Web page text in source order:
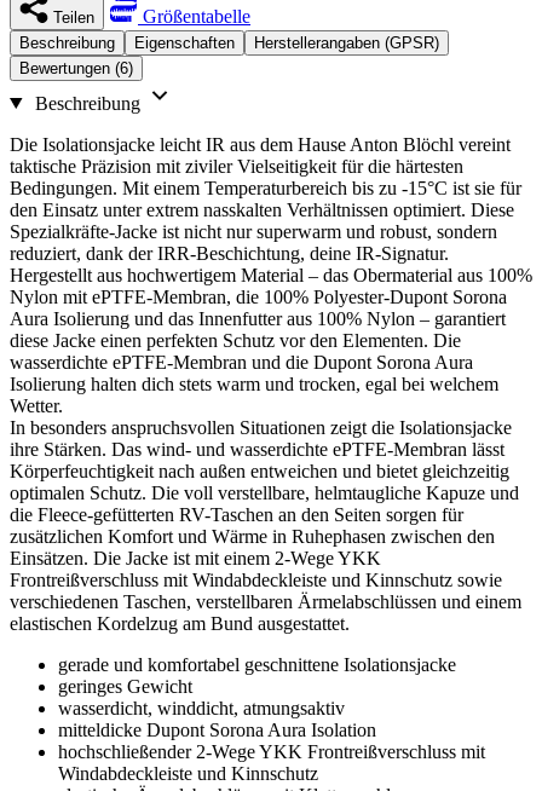
Teilen Größentabelle
Beschreibung Eigenschaften
Herstellerangaben (GPSR)
Bewertungen (6)
Beschreibung
Die Isolationsjacke leicht IR aus dem Hause Anton Blöchl vereint
taktische Präzision mit ziviler Vielseitigkeit für die härtesten
Bedingungen. Mit einem Temperaturbereich bis zu -15°C ist sie für
den Einsatz unter extrem nasskalten Verhältnissen optimiert. Diese
Spezialkräfte-Jacke ist nicht nur superwarm und robust, sondern
reduziert, dank der IRR-Beschichtung, deine IR-Signatur.
Hergestellt aus hochwertigem Material – das Obermaterial aus 100%
Nylon mit ePTFE-Membran, die 100% Polyester-Dupont Sorona
Aura Isolierung und das Innenfutter aus 100% Nylon – garantiert
diese Jacke einen perfekten Schutz vor den Elementen. Die
wasserdichte ePTFE-Membran und die Dupont Sorona Aura
Isolierung halten dich stets warm und trocken, egal bei welchem
Wetter.
In besonders anspruchsvollen Situationen zeigt die Isolationsjacke
ihre Stärken. Das wind- und wasserdichte ePTFE-Membran lässt
Körperfeuchtigkeit nach außen entweichen und bietet gleichzeitig
optimalen Schutz. Die voll verstellbare, helmtaugliche Kapuze und
die Fleece-gefütterten RV-Taschen an den Seiten sorgen für
zusätzlichen Komfort und Wärme in Ruhephasen zwischen den
Einsätzen. Die Jacke ist mit einem 2-Wege YKK
Frontreißverschluss mit Windabdeckleiste und Kinnschutz sowie
verschiedenen Taschen, verstellbaren Ärmelabschlüssen und einem
elastischen Kordelzug am Bund ausgestattet.
gerade und komfortabel geschnittene Isolationsjacke
geringes Gewicht
wasserdicht, winddicht, atmungsaktiv
mitteldicke Dupont Sorona Aura Isolation
hochschließender 2-Wege YKK Frontreißverschluss mit
Windabdeckleiste und Kinnschutz